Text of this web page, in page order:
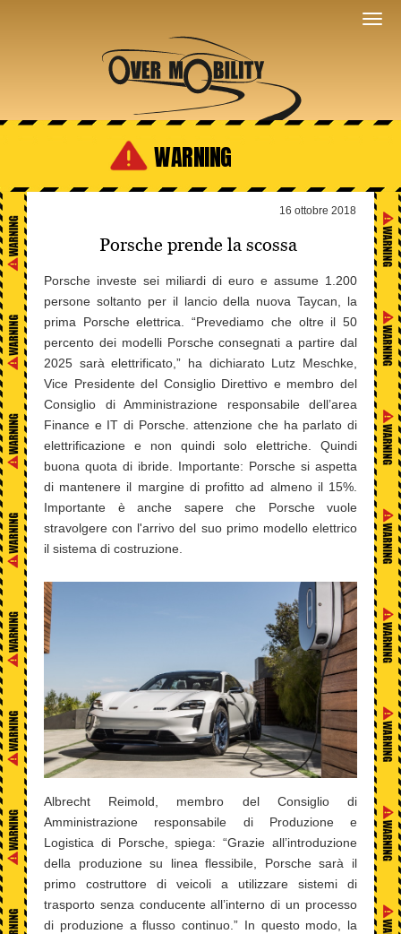
WARNING
16 ottobre 2018
Porsche prende la scossa
Porsche investe sei miliardi di euro e assume 1.200
persone soltanto per il lancio della nuova Taycan, la
prima Porsche elettrica. “Prevediamo che oltre il 50
percento dei modelli Porsche consegnati a partire dal
2025 sarà elettrificato,” ha dichiarato Lutz Meschke,
Vice Presidente del Consiglio Direttivo e membro del
Consiglio di Amministrazione responsabile dell’area
Finance e IT di Porsche. attenzione che ha parlato di
elettrificazione e non quindi solo elettriche. Quindi
buona quota di ibride. Importante: Porsche si aspetta
di mantenere il margine di profitto ad almeno il 15%.
Importante è anche sapere che Porsche vuole
stravolgere con l'arrivo del suo primo modello elettrico
il sistema di costruzione.
Albrecht Reimold, membro del Consiglio di
Amministrazione responsabile di Produzione e
Logistica di Porsche, spiega: “Grazie all’introduzione
della produzione su linea flessibile, Porsche sarà il
primo costruttore di veicoli a utilizzare sistemi di
trasporto senza conducente all’interno di un processo
di produzione a flusso continuo.” In questo modo, la